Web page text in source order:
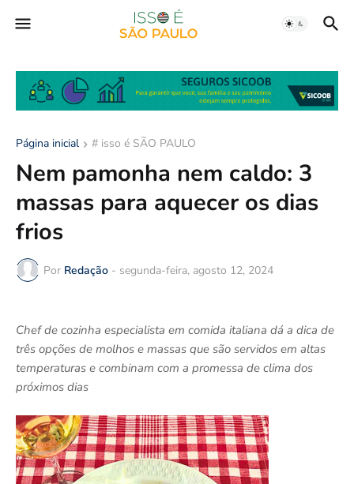
Página inicial # isso é SÃO PAULO
Nem pamonha nem caldo: 3
massas para aquecer os dias
frios
Por Redação - segunda-feira, agosto 12, 2024
Chef de cozinha especialista em comida italiana dá a dica de
três opções de molhos e massas que são servidos em altas
temperaturas e combinam com a promessa de clima dos
próximos dias